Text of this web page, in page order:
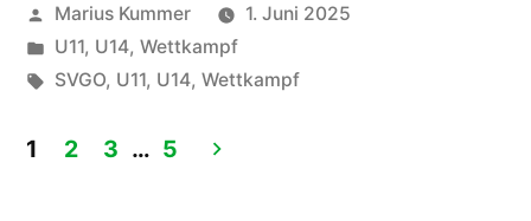
Veröffentlicht
von
Marius Kummer
1. Juni 2025
Veröffentlicht
unter
U11, U14, Wettkampf
Schlagwörter:
SVGO, U11, U14, Wettkampf
1 2 3 … 5